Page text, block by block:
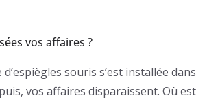
vos affaires ?
souris s’est installée dans
vos affaires disparaissent. Où est